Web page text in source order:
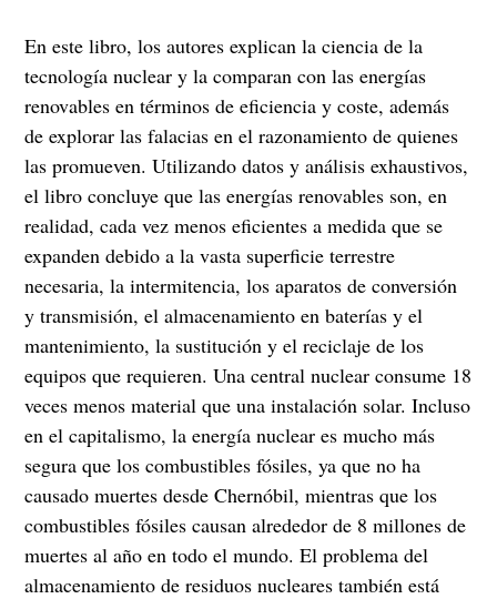
En este libro, los autores explican la ciencia de la
tecnología nuclear y la comparan con las energías
renovables en términos de eficiencia y coste, además
de explorar las falacias en el razonamiento de quienes
las promueven. Utilizando datos y análisis exhaustivos,
el libro concluye que las energías renovables son, en
realidad, cada vez menos eficientes a medida que se
expanden debido a la vasta superficie terrestre
necesaria, la intermitencia, los aparatos de conversión
y transmisión, el almacenamiento en baterías y el
mantenimiento, la sustitución y el reciclaje de los
equipos que requieren. Una central nuclear consume 18
veces menos material que una instalación solar. Incluso
en el capitalismo, la energía nuclear es mucho más
segura que los combustibles fósiles, ya que no ha
causado muertes desde Chernóbil, mientras que los
combustibles fósiles causan alrededor de 8 millones de
muertes al año en todo el mundo. El problema del
almacenamiento de residuos nucleares también está